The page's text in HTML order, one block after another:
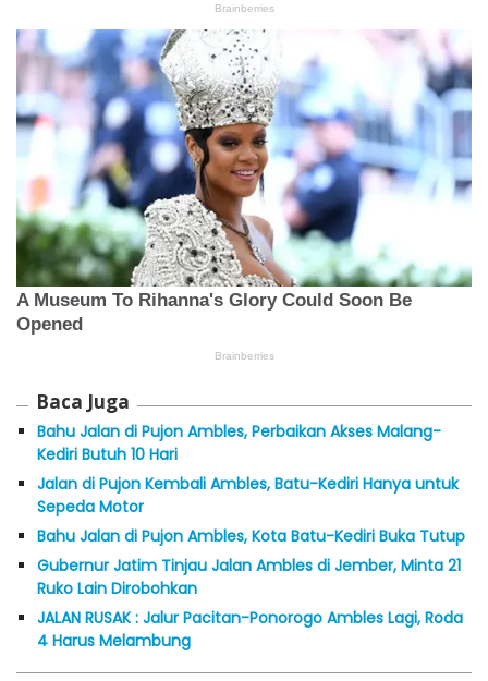
Baca Juga
Bahu Jalan di Pujon Ambles, Perbaikan Akses Malang-
Kediri Butuh 10 Hari
Jalan di Pujon Kembali Ambles, Batu-Kediri Hanya untuk
Sepeda Motor
Bahu Jalan di Pujon Ambles, Kota Batu-Kediri Buka Tutup
Gubernur Jatim Tinjau Jalan Ambles di Jember, Minta 21
Ruko Lain Dirobohkan
JALAN RUSAK : Jalur Pacitan-Ponorogo Ambles Lagi, Roda
4 Harus Melambung